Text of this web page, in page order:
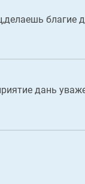
благие
дань